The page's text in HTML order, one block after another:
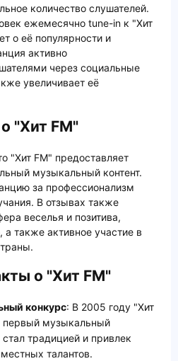
количество слушателей.
ежемесячно tune-in к "Хит
о её популярности и
активно
через социальные
увеличивает её
"Хит FM"
"Хит FM" предоставляет
музыкальный контент.
за профессионализм
В отзывах также
веселья и позитива,
а также активное участие в
о "Хит FM"
конкурс: В 2005 году "Хит
первый музыкальный
традицией и привлек
талантов.